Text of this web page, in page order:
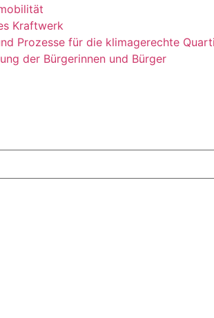
Kraftwerk
Prozesse für die klimagerechte
der Bürgerinnen und Bürger